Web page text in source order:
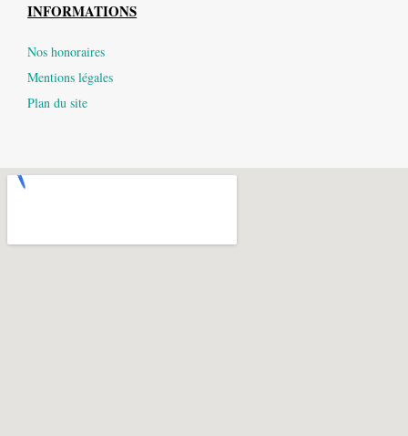
INFORMATIONS
Nos honoraires
Mentions légales
Plan du site